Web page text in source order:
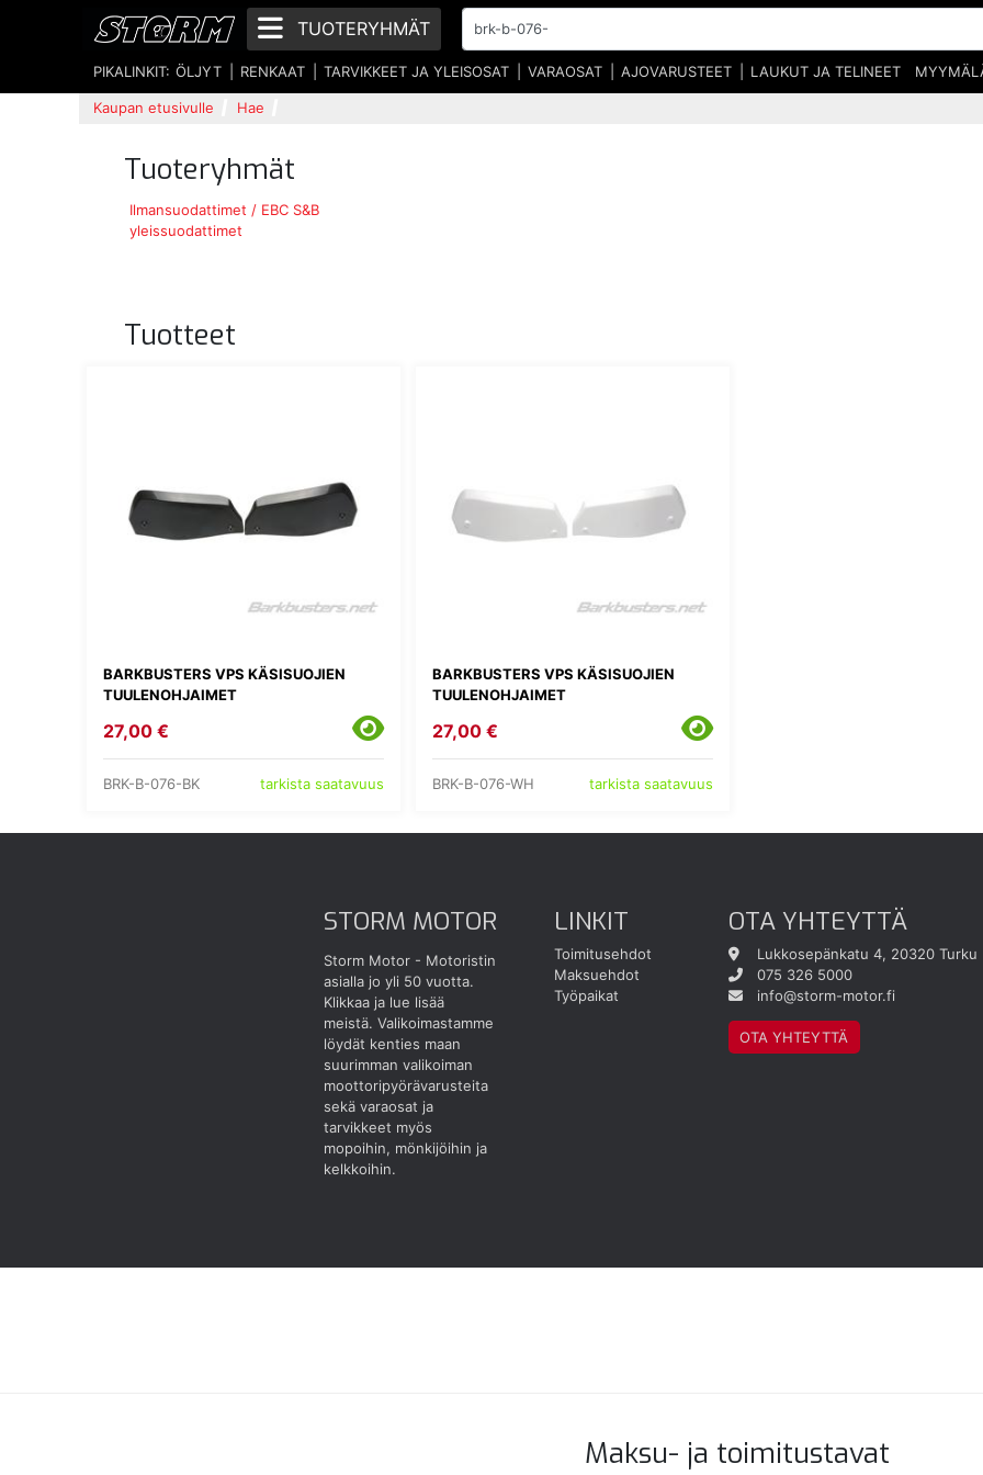
TUOTERYHMÄT
PIKALINKIT: ÖLJYT RENKAAT TARVIKKEET JA YLEISOSAT VARAOSAT AJOVARUSTEET LAUKUT JA TELINEET
Kaupan etusivulle Hae
Tuoteryhmät
Ilmansuodattimet / EBC S&B
yleissuodattimet
Tuotteet
BARKBUSTERS VPS KÄSISUOJIEN
TUULENOHJAIMET
27,00 €
BRK-B-076-BK tarkista saatavuus
BARKBUSTERS VPS KÄSISUOJIEN
TUULENOHJAIMET
27,00 €
BRK-B-076-WH tarkista saatavuus
STORM MOTOR
Storm Motor - Motoristin
asialla jo yli 50 vuotta.
Klikkaa ja lue lisää
meistä. Valikoimastamme
löydät kenties maan
suurimman valikoiman
moottoripyörävarusteita
sekä varaosat ja
tarvikkeet myös
mopoihin, mönkijöihin ja
kelkkoihin.
LINKIT
Toimitusehdot
Maksuehdot
Työpaikat
OTA YHTEYTTÄ
Lukkosepänkatu 4, 20320 Turku
075 326 5000
info@storm-motor.fi
OTA YHTEYTTÄ
Maksu- ja toimitustavat